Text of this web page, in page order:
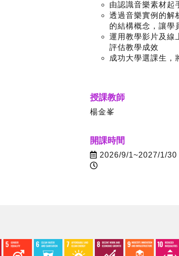
由認識音樂素材起
透過音樂實例的解
的結構概念，讓學
運用教學影片及線
評估教學成效
成功大學選課生，
授課教師
楊金峯
開課時間
2026/9/1~2027/1/30